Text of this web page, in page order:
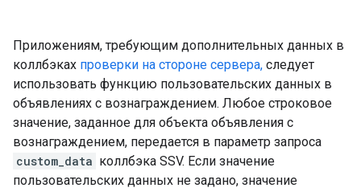
Приложениям, требующим дополнительных данных в
коллбэках проверки на стороне сервера, следует
использовать функцию пользовательских данных в
объявлениях с вознаграждением. Любое строковое
значение, заданное для объекта объявления с
вознаграждением, передается в параметр запроса
custom_data коллбэка SSV. Если значение
пользовательских данных не задано, значение